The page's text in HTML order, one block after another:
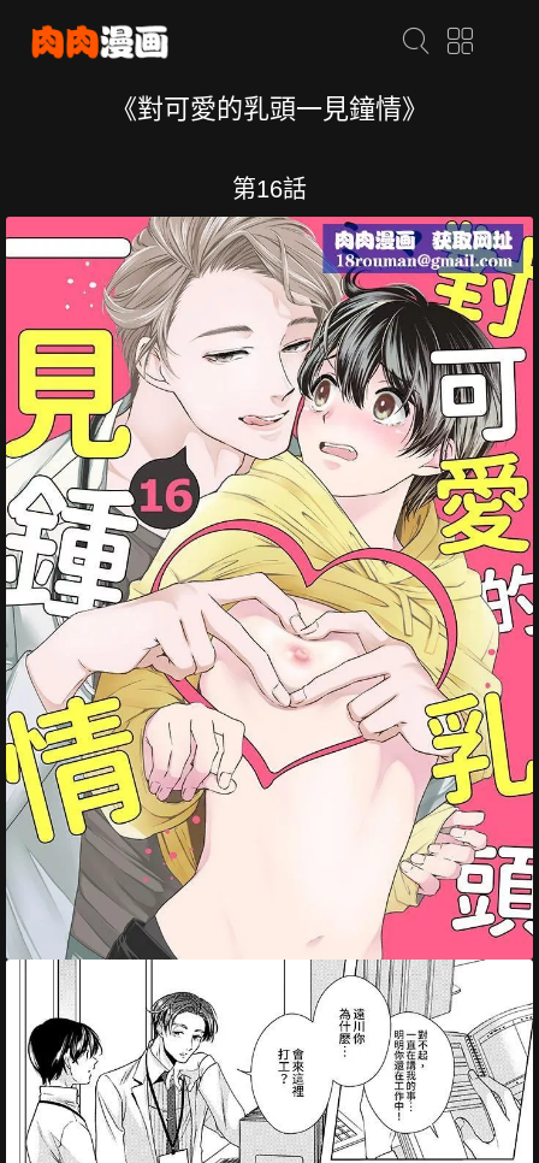
《對可愛的乳頭一見鐘情》
第16話